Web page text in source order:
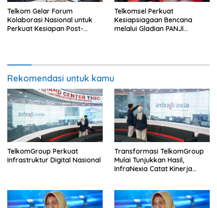
Telkom Gelar Forum
Kolaborasi Nasional untuk
Perkuat Kesiapan Post-
Telkomsel Perkuat
Kesiapsiagaan Bencana
melalui Gladian PANJI
Rekomendasi untuk kamu
TelkomGroup Perkuat
Infrastruktur Digital Nasional
Transformasi TelkomGroup
Mulai Tunjukkan Hasil,
InfraNexia Catat Kinerja